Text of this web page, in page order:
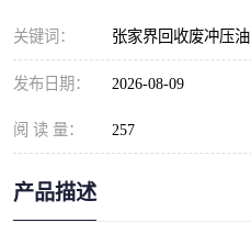
关键词： 张家界回收废冲压油
发布日期： 2026-08-09
阅 读 量： 257
产品描述